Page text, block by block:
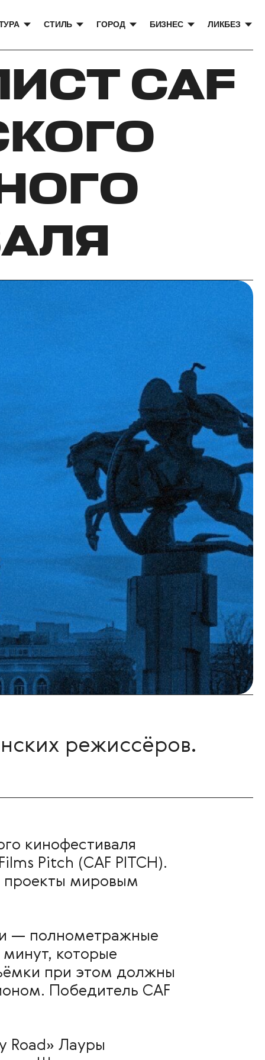
СТИЛЬ ГОРОД БИЗНЕС ЛИКБЕЗ
CAF
режиссёров.
кинофестиваля
Pitch (CAF PITCH).
проекты мировым
— полнометражные
которые
при этом должны
Победитель CAF
Road» Лауры